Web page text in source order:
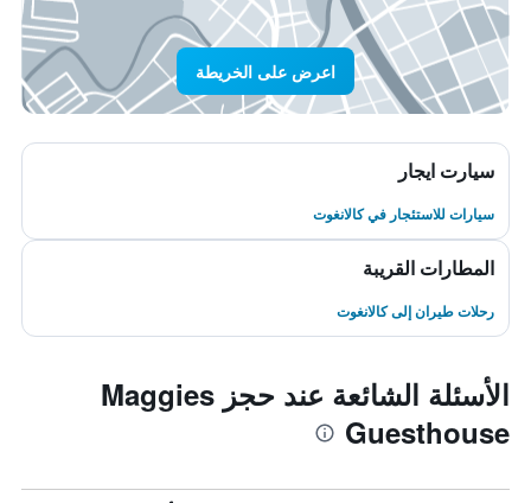
اعرض على الخريطة
سيارت ايجار
سيارات للاستئجار في كالانغوت
المطارات القريبة
رحلات طيران إلى كالانغوت
الأسئلة الشائعة عند حجز Maggies
Guesthouse